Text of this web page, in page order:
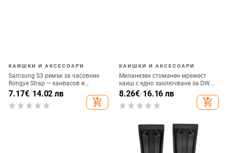
КАИШКИ И АКСЕСОАРИ
Samsung S3 ремък за часовник
Rongye Strap — канвасов и
нейлонов ремък с истинска
кожена част, джип текстура, стил
Fashion Commuter
7.17€/14.02 лв
add_shopping_cart
КАИШКИ И АКСЕСОАРИ
Миланезен стоманен мрежест
каиш с едно заключване за DW
Glory ES04 серия, съвместим с
часовници Samsung и Huawei
GT2
8.26€/16.16 лв
add_shopping_cart